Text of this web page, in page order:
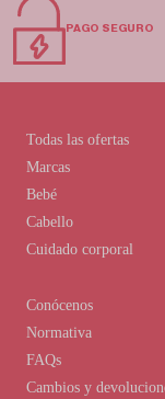
PAGO SEGURO
Conócenos
Normativa
FAQs
Cambios y
Todas las ofertas
Marcas
Bebé
Cabello
Cuidado corporal